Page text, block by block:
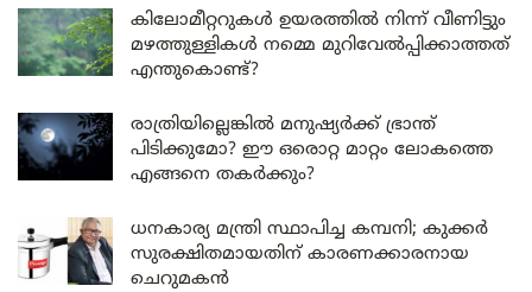
കിലോമീറ്ററുകൾ ഉയരത്തിൽ നിന്ന് വീണിട്ടും
മഴത്തുള്ളികൾ നമ്മെ മുറിവേൽപ്പിക്കാത്തത്
എന്തുകൊണ്ട്?
രാത്രിയില്ലെങ്കിൽ മനുഷ്യർക്ക് ഭ്രാന്ത്
പിടിക്കുമോ? ഈ ഒരൊറ്റ മാറ്റം ലോകത്തെ
എങ്ങനെ തകർക്കും?
ധനകാര്യ മന്ത്രി സ്ഥാപിച്ച കമ്പനി; കുക്കർ
സുരക്ഷിതമായതിന് കാരണക്കാരനായ
ചെറുമകൻ